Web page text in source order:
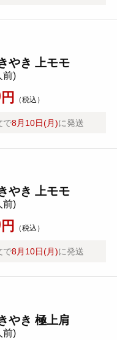
やき 上モモ
前)
円 （税込）
で8月10日(月)に発送
やき 上モモ
前)
円 （税込）
で8月10日(月)に発送
やき 極上肩
前)